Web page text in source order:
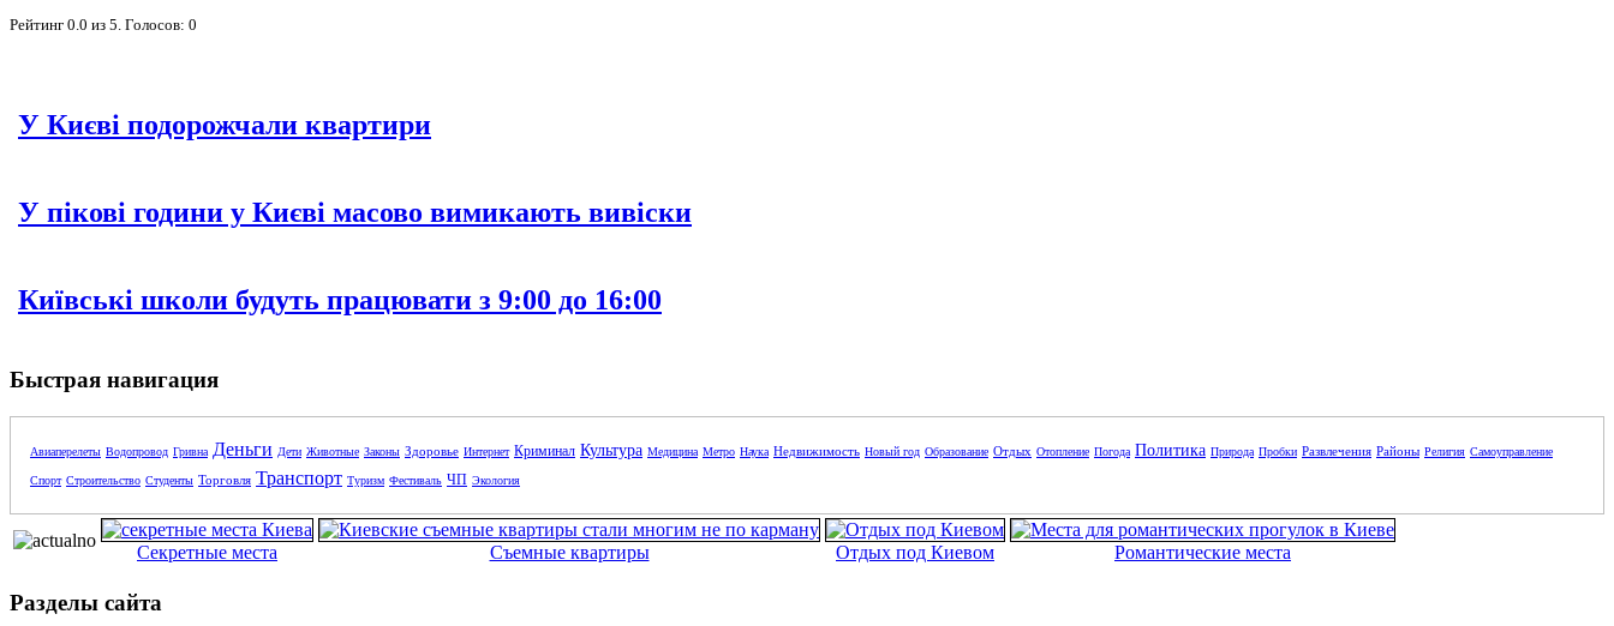
Рейтинг 0.0 из 5 . Голосов: 0
У Києві подорожчали квартири
У пікові години у Києві масово вимикають вивіски
Київські школи будуть працювати з 9:00 до 16:00
Быстрая навигация
Авиаперелеты Водопровод Гривна Деньги Дети Животные Законы Здоровье Интернет Криминал Культура Медицина Метро Наука Недвижимость Новый год Образование Отдых Отопление Погода Политика Природа Пробки Развлечения Районы Религия Самоуправление
Спорт Строительство Студенты Торговля Транспорт Туризм Фестиваль ЧП Экология
Секретные места Съемные квартиры Отдых под Киевом Романтические места
Разделы сайта